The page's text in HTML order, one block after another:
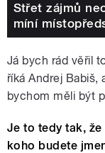
Střet zájmů
míní
Já bych rád věřil
říká Andrej Babiš,
bychom měli být
Je to tedy tak,
koho budete